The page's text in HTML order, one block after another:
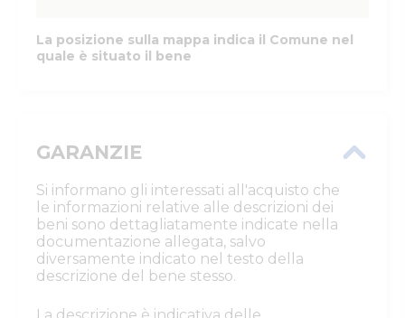
La posizione sulla mappa indica il Comune nel
quale è situato il bene
GARANZIE
Si informano gli interessati all'acquisto che
le informazioni relative alle descrizioni dei
beni sono dettagliatamente indicate nella
documentazione allegata, salvo
diversamente indicato nel testo della
descrizione del bene stesso.